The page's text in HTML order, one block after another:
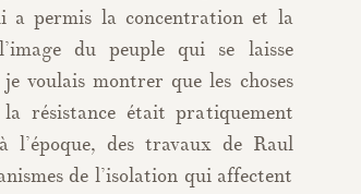
a permis la concentration et la
du peuple qui se laisse
voulais montrer que les choses
résistance était pratiquement
l’époque, des travaux de Raul
de l’isolation qui affectent